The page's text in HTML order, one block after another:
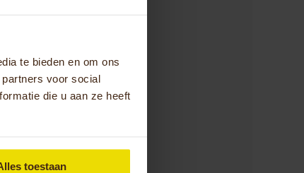
te bieden en om ons
voor social
die u aan ze heeft
toestaan